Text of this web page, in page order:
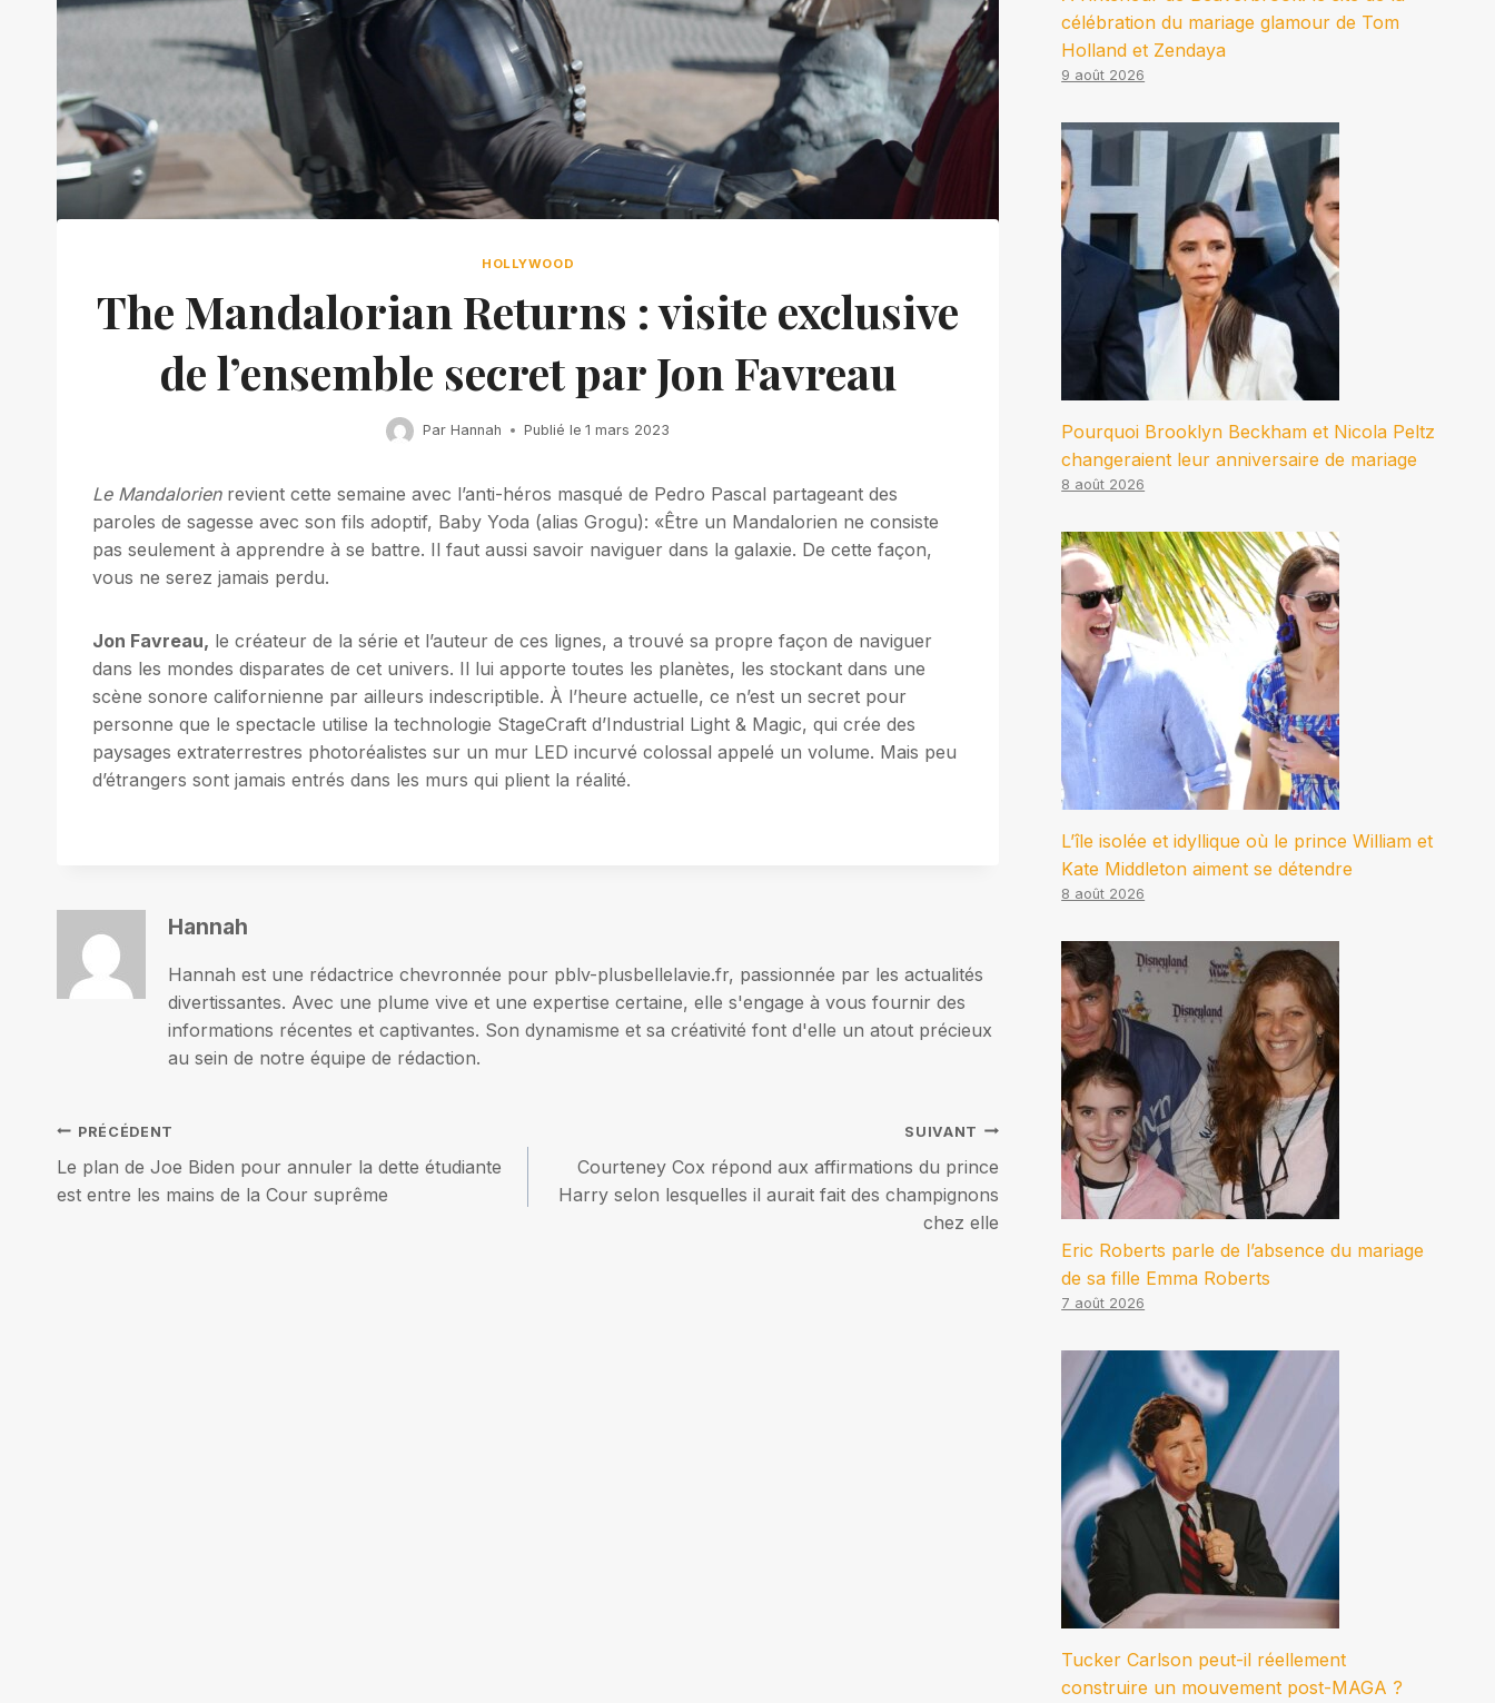
HOLLYWOOD
The Mandalorian Returns : visite exclusive
de l’ensemble secret par Jon Favreau
Par Hannah Publié le 1 mars 2023
Le Mandalorienrevient cette semaine avec l’anti-héros masqué de Pedro Pascal partageant des
paroles de sagesse avec son fils adoptif, Baby Yoda (alias Grogu): «Être un Mandalorien ne consiste
pas seulement à apprendre à se battre. Il faut aussi savoir naviguer dans la galaxie. De cette façon,
vous ne serez jamais perdu.
Jon Favreau, le créateur de la série et l’auteur de ces lignes, a trouvé sa propre façon de naviguer
dans les mondes disparates de cet univers. Il lui apporte toutes les planètes, les stockant dans une
scène sonore californienne par ailleurs indescriptible. À l’heure actuelle, ce n’est un secret pour
personne que le spectacle utilise la technologie StageCraft d’Industrial Light & Magic, qui crée des
paysages extraterrestres photoréalistes sur un mur LED incurvé colossal appelé un volume. Mais peu
d’étrangers sont jamais entrés dans les murs qui plient la réalité.
Hannah
Hannah est une rédactrice chevronnée pour pblv-plusbellelavie.fr, passionnée par les actualités
divertissantes. Avec une plume vive et une expertise certaine, elle s'engage à vous fournir des
informations récentes et captivantes. Son dynamisme et sa créativité font d'elle un atout précieux
au sein de notre équipe de rédaction.
Navigation
de
PRÉCÉDENT
Le plan de Joe Biden pour annuler la dette étudiante
est entre les mains de la Cour suprême
SUIVANT
Courteney Cox répond aux affirmations du prince
Harry selon lesquelles il aurait fait des champignons
chez elle
célébration du mariage glamour de Tom
Holland et Zendaya
9 août 2026
Pourquoi Brooklyn Beckham et Nicola Peltz
changeraient leur anniversaire de mariage
8 août 2026
L’île isolée et idyllique où le prince William et
Kate Middleton aiment se détendre
8 août 2026
Eric Roberts parle de l’absence du mariage
de sa fille Emma Roberts
7 août 2026
Tucker Carlson peut-il réellement
construire un mouvement post-MAGA ?